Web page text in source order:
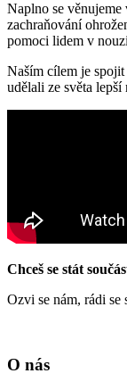
Naplno se
zachraňování
pomoci lidem v
Naším cílem je
udělali ze světa
Chceš se stát
Ozvi se nám, rádi se
O nás